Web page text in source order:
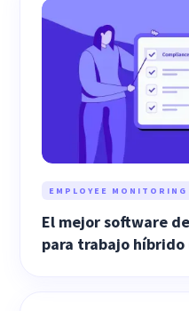
EMPLOYEE MONITORING
El mejor software
para trabajo híbrido